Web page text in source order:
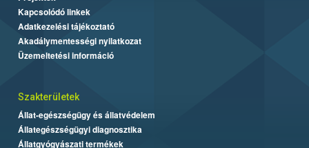
Kapcsolódó linkek
Adatkezelési tájékoztató
Akadálymentességi nyilatkozat
Üzemeltetési információ
Szakterületek
Állat-egészségügy és állatvédelem
Állategészségügyi diagnosztika
Állatgyógyászati termékek